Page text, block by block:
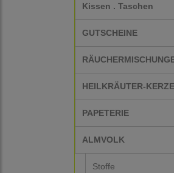
Kissen . Taschen
GUTSCHEINE
HEILKRÄUTER-
PAPETERIE
ALMVOLK
Stoffe